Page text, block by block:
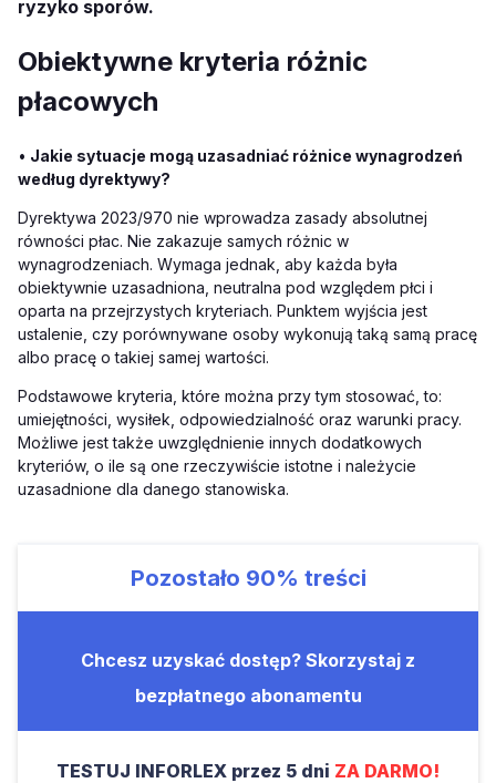
ryzyko sporów.
Obiektywne kryteria różnic
płacowych
• Jakie sytuacje mogą uzasadniać różnice wynagrodzeń
według dyrektywy?
Dyrektywa 2023/970 nie wprowadza zasady absolutnej
równości płac. Nie zakazuje samych różnic w
wynagrodzeniach. Wymaga jednak, aby każda była
obiektywnie uzasadniona, neutralna pod względem płci i
oparta na przejrzystych kryteriach. Punktem wyjścia jest
ustalenie, czy porównywane osoby wykonują taką samą pracę
albo pracę o takiej samej wartości.
Podstawowe kryteria, które można przy tym stosować, to:
umiejętności, wysiłek, odpowiedzialność oraz warunki pracy.
Możliwe jest także uwzględnienie innych dodatkowych
kryteriów, o ile są one rzeczywiście istotne i należycie
uzasadnione dla danego stanowiska.
Pozostało 90% treści
Chcesz uzyskać dostęp? Skorzystaj z
bezpłatnego abonamentu
TESTUJ INFORLEX przez 5 dni ZA DARMO!